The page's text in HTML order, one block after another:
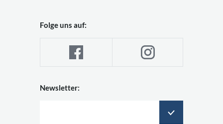
Folge uns auf:
Newsletter: